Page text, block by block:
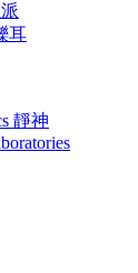
耳
靜神